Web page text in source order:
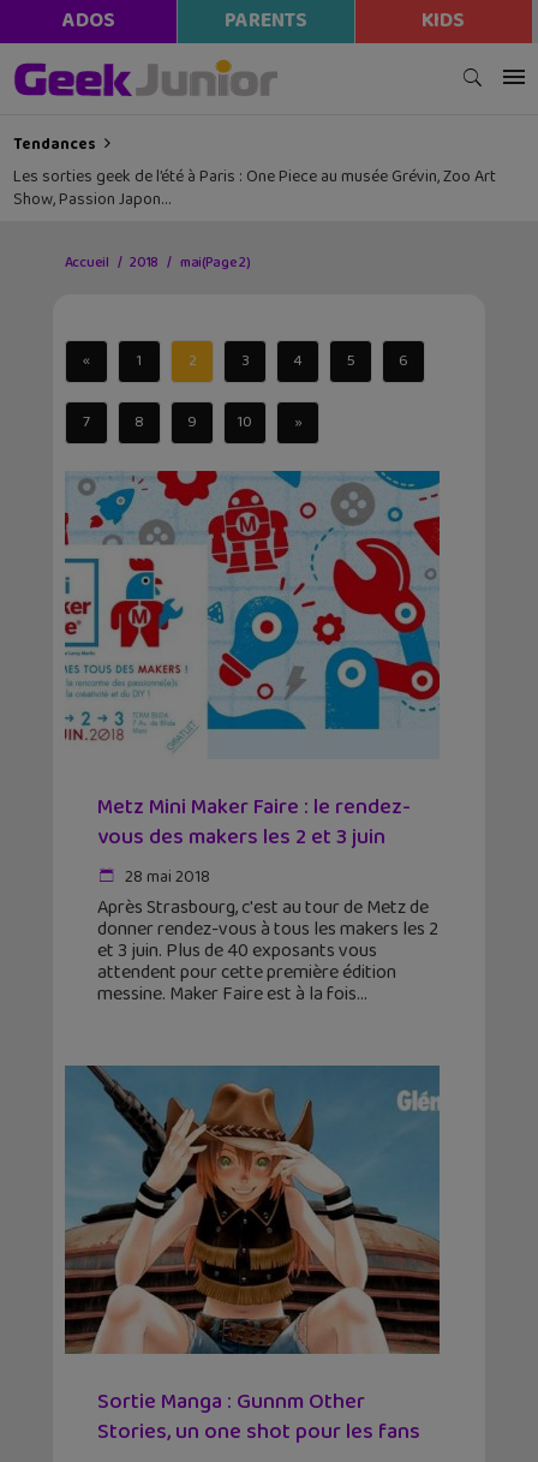
ADOS PARENTS KIDS
Tendances
Les sorties geek de l’été à Paris : One Piece au musée Grévin, Zoo Art
Show, Passion Japon…
Accueil 2018 mai(Page 2)
« 1 2 3 4 5 6
7 8 9 10 »
Metz Mini Maker Faire : le rendez-
vous des makers les 2 et 3 juin
28 mai 2018
Après Strasbourg, c'est au tour de Metz de
donner rendez-vous à tous les makers les 2
et 3 juin. Plus de 40 exposants vous
attendent pour cette première édition
messine. Maker Faire est à la fois
Sortie Manga : Gunnm Other
Stories, un one shot pour les fans